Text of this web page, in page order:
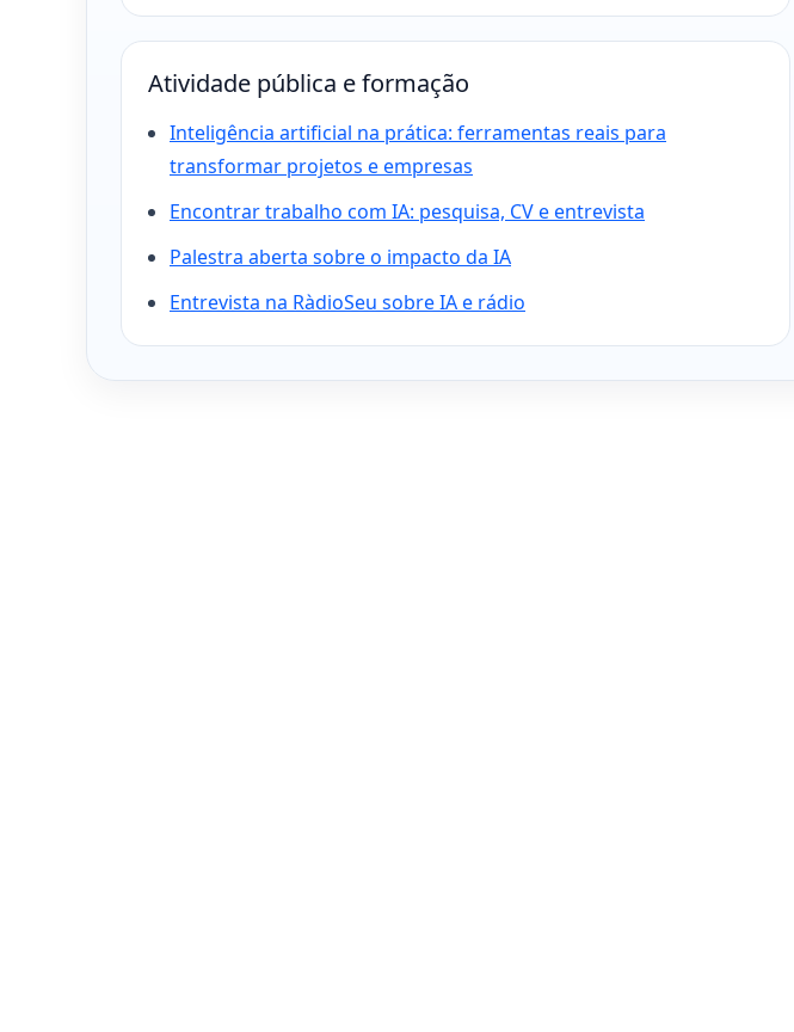
Atividade pública e formação
Inteligência artificial na prática: ferramentas reais para
transformar projetos e empresas
Encontrar trabalho com IA: pesquisa, CV e entrevista
Palestra aberta sobre o impacto da IA
Entrevista na RàdioSeu sobre IA e rádio